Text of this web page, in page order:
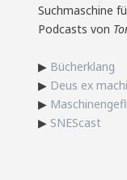
Suchmaschine
Podcasts von
▶ Bücherklang
▶ Deus ex
▶
▶ SNEScast